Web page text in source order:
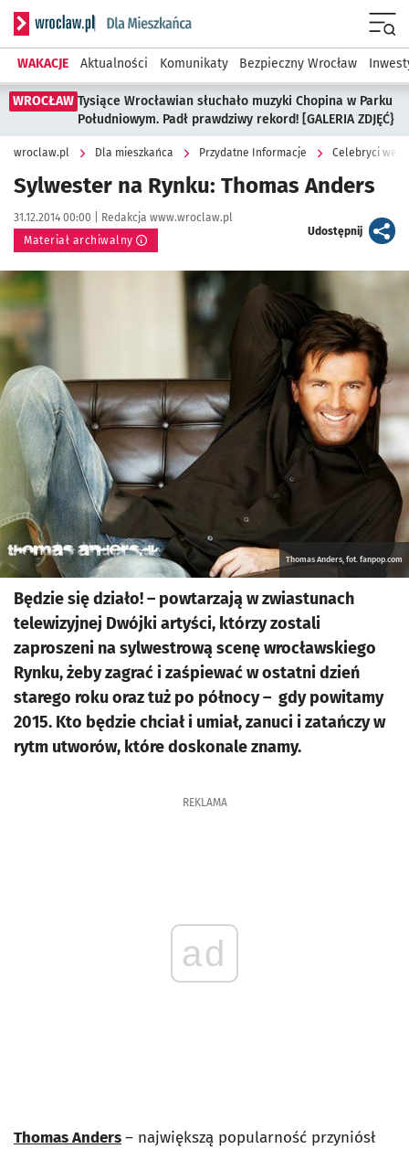
Serwis informacyjny wroclaw.pl podserwis: Dla mieszkańca
WAKACJE Aktualności Komunikaty Bezpieczny Wrocław
WROCŁAW Tysiące Wrocławian słuchało muzyki Chopina w Parku
Południowym. Padł prawdziwy rekord! [GALERIA ZDJĘĆ}
wroclaw.pl Dla mieszkańca Przydatne Informacje Celebryci we
Sylwester na Rynku: Thomas Anders
Data publikacji:
31.12.2014 00:00 | Autor:
Redakcja www.wroclaw.pl
Materiał archiwalny
Udostępnijartykuł
Kliknij, aby powiększyć
Thomas Anders, fot. fanpop.com
Będzie się działo! – powtarzają w zwiastunach
telewizyjnej Dwójki artyści, którzy zostali
zaproszeni na sylwestrową scenę wrocławskiego
Rynku, żeby zagrać i zaśpiewać w ostatni dzień
starego roku oraz tuż po północy – gdy powitamy
2015. Kto będzie chciał i umiał, zanuci i zatańczy w
rytm utworów, które doskonale znamy.
REKLAMA
ad
Thomas Anders– największą popularność przyniósł